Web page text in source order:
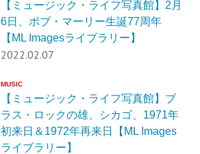
【ミュージック・ライフ写真館】2月
6日、ボブ・マーリー生誕77周年
【ML Imagesライブラリー】
2022.02.07
MUSIC
【ミュージック・ライフ写真館】ブ
ラス・ロックの雄、シカゴ、1971年
初来日＆1972年再来日【ML Images
ライブラリー】